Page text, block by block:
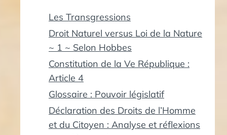
Les Transgressions
Droit Naturel versus Loi de la Nature
~ 1 ~ Selon Hobbes
Constitution de la Ve République :
Article 4
Glossaire : Pouvoir législatif
Déclaration des Droits de l’Homme
et du Citoyen : Analyse et réflexions